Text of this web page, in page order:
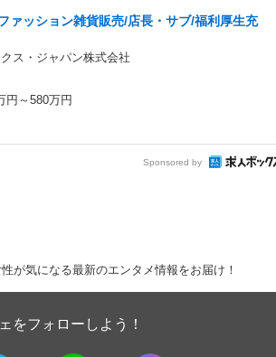
ァッション雑貨販売/店長・サブ/福利厚生充
ス・ジャパン株式会社
円～580万円
Sponsored by
が気になる最新のエンタメ情報をお届け！
をフォローしよう！